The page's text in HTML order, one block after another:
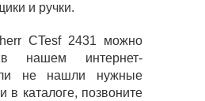
и ручки.
CTesf 2431 можно
в нашем интернет-
не нашли нужные
в каталоге, позвоните